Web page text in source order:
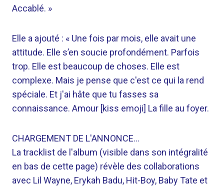
Accablé. »
Elle a ajouté : « Une fois par mois, elle avait une
attitude. Elle s’en soucie profondément. Parfois
trop. Elle est beaucoup de choses. Elle est
complexe. Mais je pense que c'est ce qui la rend
spéciale. Et j'ai hâte que tu fasses sa
connaissance. Amour [kiss emoji] La fille au foyer.
CHARGEMENT DE L'ANNONCE…
La tracklist de l'album (visible dans son intégralité
en bas de cette page) révèle des collaborations
avec Lil Wayne, Erykah Badu, Hit-Boy, Baby Tate et